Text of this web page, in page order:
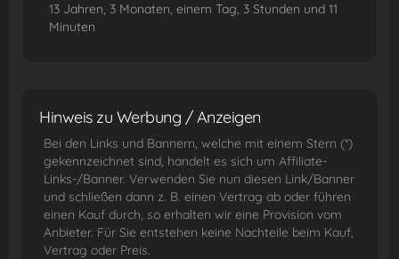
13 Jahren, 3 Monaten, einem Tag, 3 Stunden und 11
Minuten
Hinweis zu Werbung / Anzeigen
Bei den Links und Bannern, welche mit einem Stern (*)
gekennzeichnet sind, handelt es sich um Affiliate-
Links-/Banner. Verwenden Sie nun diesen Link/Banner
und schließen dann z. B. einen Vertrag ab oder führen
einen Kauf durch, so erhalten wir eine Provision vom
Anbieter. Für Sie entstehen keine Nachteile beim Kauf,
Vertrag oder Preis.